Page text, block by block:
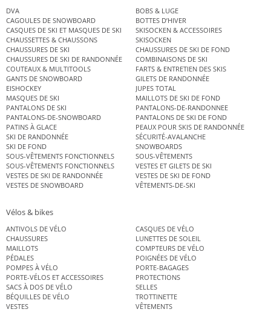
DVA
BOBS & LUGE
CAGOULES DE SNOWBOARD
BOTTES D’HIVER
CASQUES DE SKI ET MASQUES DE SKI
SKISOCKEN & ACCESSOIRES
CHAUSSETTES & CHAUSSONS
SKISOCKEN
CHAUSSURES DE SKI
CHAUSSURES DE SKI DE FOND
CHAUSSURES DE SKI DE RANDONNÉE
COMBINAISONS DE SKI
COUTEAUX & MULTITOOLS
FARTS & ENTRETIEN DES SKIS
GANTS DE SNOWBOARD
GILETS DE RANDONNÉE
EISHOCKEY
JUPES TOTAL
MASQUES DE SKI
MAILLOTS DE SKI DE FOND
PANTALONS DE SKI
PANTALONS-DE-RANDONNEE
PANTALONS-DE-SNOWBOARD
PANTALONS DE SKI DE FOND
PATINS À GLACE
PEAUX POUR SKIS DE RANDONNÉE
SKI DE RANDONNÉE
SÉCURITÉ-AVALANCHE
SKI DE FOND
SNOWBOARDS
SOUS-VÊTEMENTS FONCTIONNELS
SOUS-VÊTEMENTS
SOUS-VÊTEMENTS FONCTIONNELS
VESTES ET GILETS DE SKI
VESTES DE SKI DE RANDONNÉE
VESTES DE SKI DE FOND
VESTES DE SNOWBOARD
VÊTEMENTS-DE-SKI
Vélos & bikes
ANTIVOLS DE VÉLO
CASQUES DE VÉLO
CHAUSSURES
LUNETTES DE SOLEIL
MAILLOTS
COMPTEURS DE VÉLO
PÉDALES
POIGNÉES DE VÉLO
POMPES À VÉLO
PORTE-BAGAGES
PORTE-VÉLOS ET ACCESSOIRES
PROTECTIONS
SACS À DOS DE VÉLO
SELLES
BÉQUILLES DE VÉLO
TROTTINETTE
VESTES
VÊTEMENTS